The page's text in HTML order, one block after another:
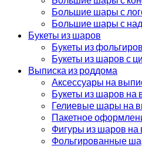
Большие шары с
Большие шары с
Букеты из шаров
Букеты из
Букеты из шаров с
Выписка из роддома
Аксессуары на
Букеты из шаров на
Гелиевые шары на
Пакетное
Фигуры из шаров на
Фольгированные